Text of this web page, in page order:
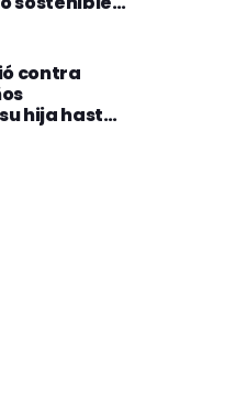
contra
hija hasta